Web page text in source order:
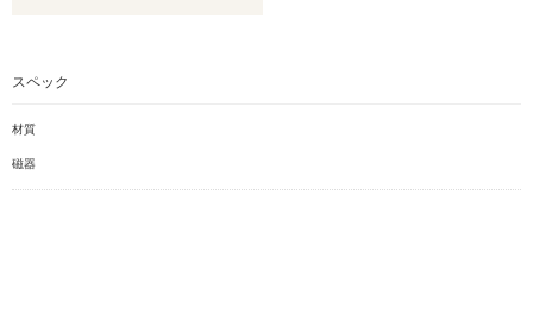
スペック
材質
磁器